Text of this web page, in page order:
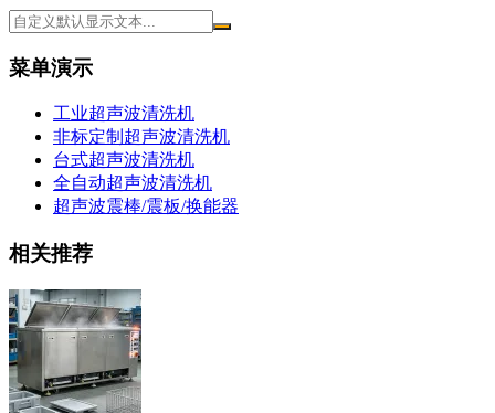
菜单演示
工业超声波清洗机
非标定制超声波清洗机
台式超声波清洗机
全自动超声波清洗机
超声波震棒/震板/换能器
相关推荐